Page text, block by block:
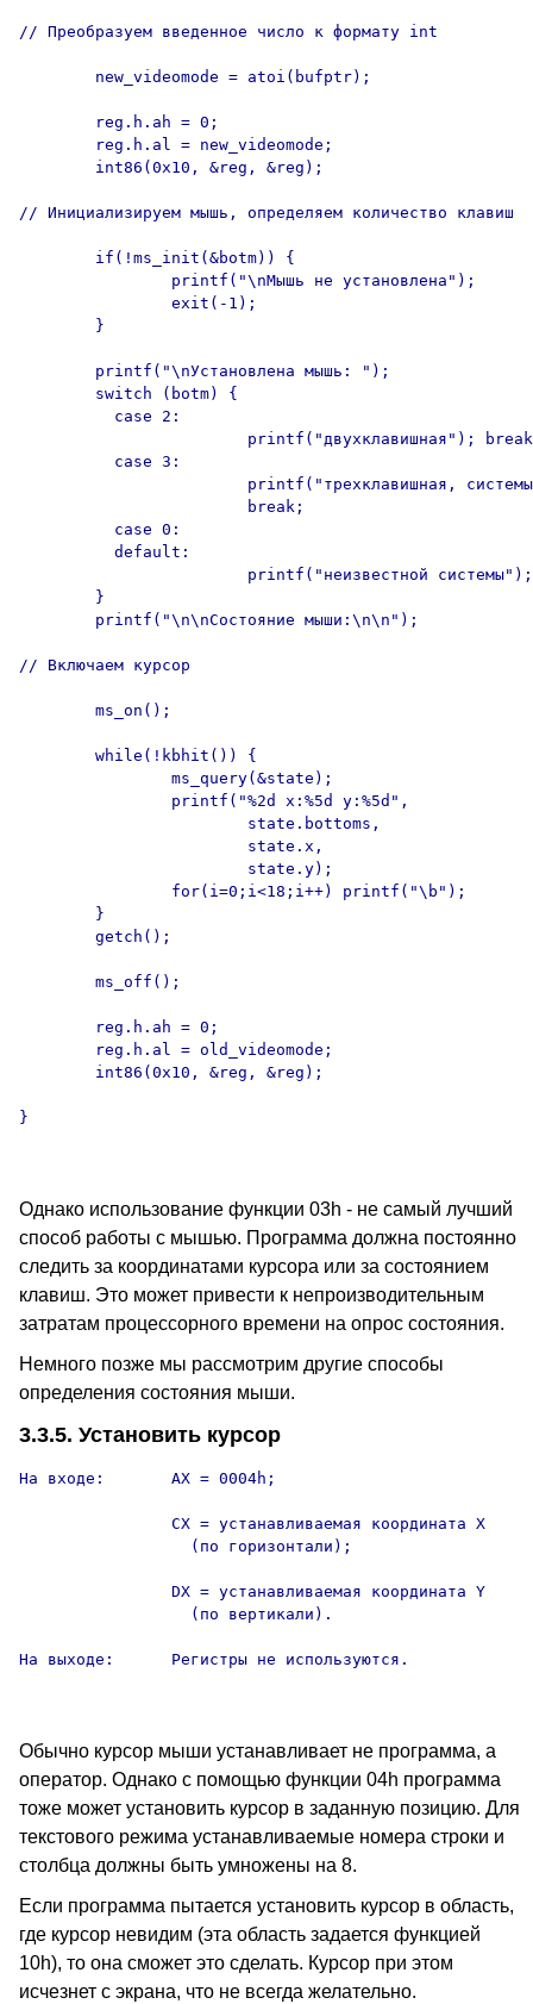
// Преобразуем введенное число к формату int
        new_videomode = atoi(bufptr);
        reg.h.ah = 0;
        reg.h.al = new_videomode;
        int86(0x10, &reg, &reg);
// Инициализируем мышь, определяем количество клавиш
        if(!ms_init(&botm)) {
                printf("\nМышь не установлена");
                exit(-1);
        }
        printf("\nУстановлена мышь: ");
        switch (botm) {
          case 2:
printf("двухклавишная");
          case 3:
printf("трехклавишная,
                        break;
          case 0:
          default:
printf("неизвестной
        }
        printf("\n\nСостояние мыши:\n\n");
// Включаем курсор
        ms_on();
        while(!kbhit()) {
                ms_query(&state);
                printf("%2d x:%5d y:%5d",
                        state.bottoms,
                        state.x,
                        state.y);
                for(i=0;i<18;i++) printf("\b");
        }
        getch();
        ms_off();
        reg.h.ah = 0;
        reg.h.al = old_videomode;
        int86(0x10, &reg, &reg);
}
Однако использование функции 03h - не самый лучший
способ работы с мышью. Программа должна постоянно
следить за координатами курсора или за состоянием
клавиш. Это может привести к непроизводительным
затратам процессорного времени на опрос состояния.
Немного позже мы рассмотрим другие способы
определения состояния мыши.
3.3.5. Установить курсор
На входе:       AX = 0004h;
                CX = устанавливаемая координата X
                  (по горизонтали);
                DX = устанавливаемая координата Y
                  (по вертикали).
На выходе:      Регистры не используются.
Обычно курсор мыши устанавливает не программа, а
оператор. Однако с помощью функции 04h программа
тоже может установить курсор в заданную позицию. Для
текстового режима устанавливаемые номера строки и
столбца должны быть умножены на 8.
Если программа пытается установить курсор в область,
где курсор невидим (эта область задается функцией
10h), то она сможет это сделать. Курсор при этом
исчезнет с экрана, что не всегда желательно.